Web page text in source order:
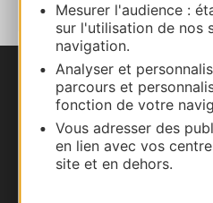
Mesurer l'audience :
sur l'utilisation de nos
navigation.
Analyser et
parcours et
fonction de votre
Vous adresser des
en lien avec vos
site et en dehors.
Nous contacter
Carte interactive
Documentation